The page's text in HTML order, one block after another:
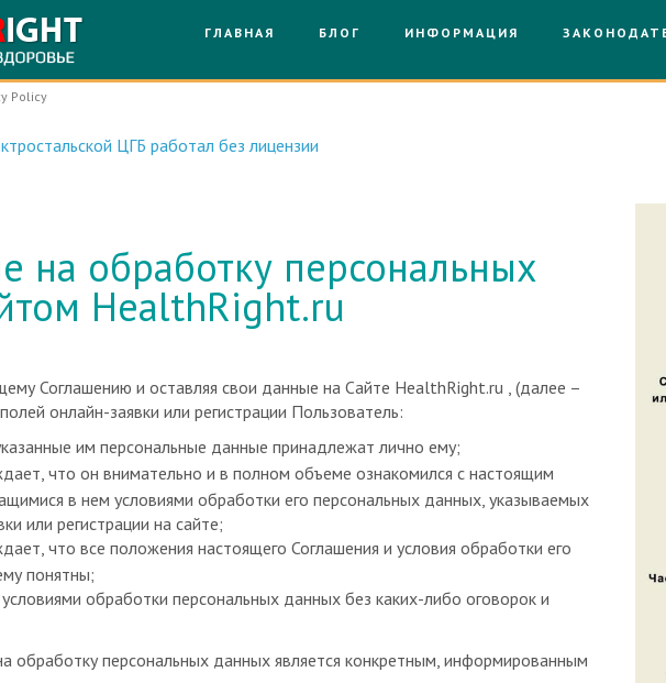
ГЛАВНАЯ БЛОГ ИНФОРМАЦИЯ
Policy
ЦГБ работал без лицензии
на обработку персональных
HealthRight.ru
Соглашению и оставляя свои данные на Сайте HealthRight.ru , (далее –
онлайн-заявки или регистрации Пользователь:
им персональные данные принадлежат лично ему;
что он внимательно и в полном объеме ознакомился с настоящим
в нем условиями обработки его персональных данных, указываемых
или регистрации на сайте;
что все положения настоящего Соглашения и условия обработки его
понятны;
обработки персональных данных без каких-либо оговорок и
обработку персональных данных является конкретным, информированным